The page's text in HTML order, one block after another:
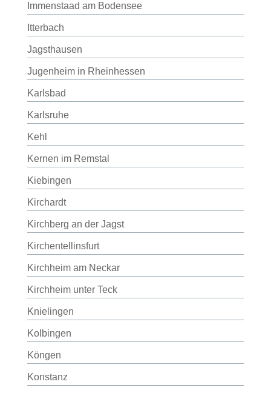
Immenstaad am Bodensee
Itterbach
Jagsthausen
Jugenheim in Rheinhessen
Karlsbad
Karlsruhe
Kehl
Kernen im Remstal
Kiebingen
Kirchardt
Kirchberg an der Jagst
Kirchentellinsfurt
Kirchheim am Neckar
Kirchheim unter Teck
Knielingen
Kolbingen
Köngen
Konstanz